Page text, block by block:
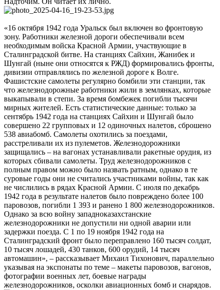
«16 октября 1942 года Уральск был включен во фронтовую
зону. Работники железной дороги обеспечивали всем
необходимым войска Красной Армии, участвующие в
Сталинградской битве. На станциях Сайхин, Жанибек и
Шунгай (ныне они относятся к РЖД) формировались фронты,
дивизии отправлялись по железной дороге к Волге.
Фашистские самолеты регулярно бомбили эти станции, так
что железнодорожные работники жили в землянках, которые
выкапывали в степи. За время бомбежек погибли тысячи
мирных жителей. Есть статистические данные: только за
сентябрь 1942 года на станциях Сайхин и Шунгай было
совершено 22 групповых и 12 одиночных налетов, сброшено
538 авиабомб. Самолеты охотились за поездами,
расстреливали их из пулеметов. Железнодорожники
защищались – на вагонах устанавливали ракетные орудия, из
которых сбивали самолеты. Труд железнодорожников с
полным правом можно было назвать ратным, однако в те
суровые годы они не считались участниками войны, так как
не числились в рядах Красной Армии. С июля по декабрь
1942 года в результате налетов было повреждено более 100
паровозов, погибли 1 393 и ранено 1 800 железнодорожников.
Однако за всю войну западноказахстанские
железнодорожники не допустили ни одной аварии или
задержки поезда. С 1 по 19 ноября 1942 года на
Сталинградский фронт было переправлено 160 тысяч солдат,
10 тысяч лошадей, 430 танков, 600 орудий, 14 тысяч
автомашин», – рассказывает Михаил Тихонович, параллельно
указывая на экспонаты по теме – макеты паровозов, вагонов,
фотографии военных лет, боевые награды
железнодорожников, осколки авиационных бомб и снарядов.